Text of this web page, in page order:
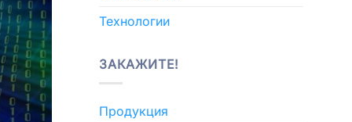
Технологии
ЗАКАЖИТЕ!
Продукция